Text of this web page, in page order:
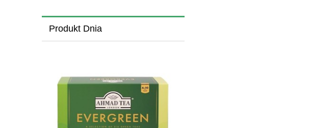
Produkt Dnia